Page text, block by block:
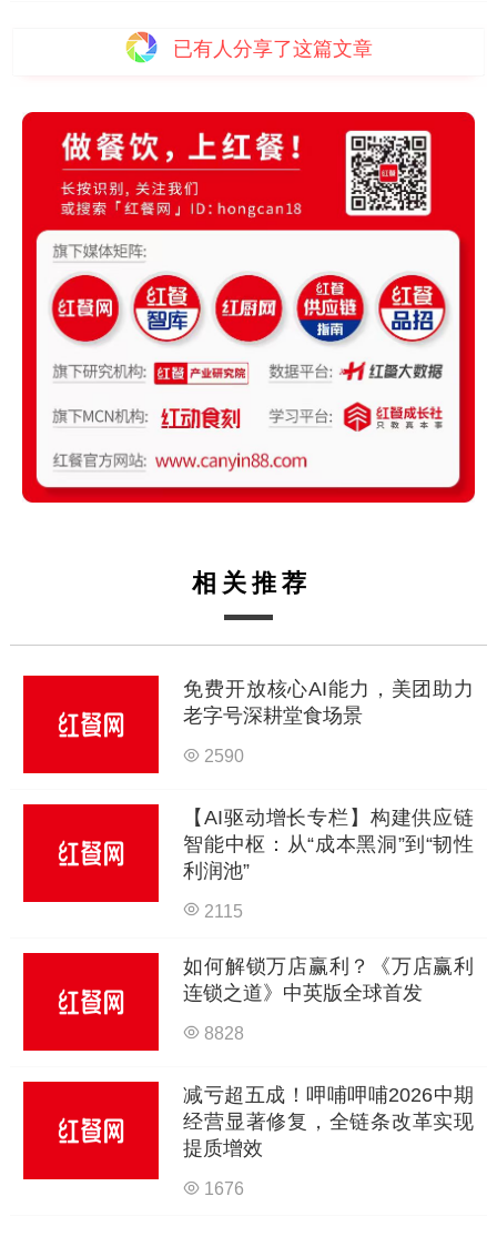
已有人分享了这篇文章
相关推荐
免费开放核心AI能力，美团助力
老字号深耕堂食场景
2590
【AI驱动增长专栏】构建供应链
智能中枢：从“成本黑洞”到“韧性
利润池”
2115
如何解锁万店赢利？《万店赢利
连锁之道》中英版全球首发
8828
减亏超五成！呷哺呷哺2026中期
经营显著修复，全链条改革实现
提质增效
1676